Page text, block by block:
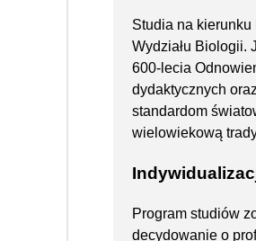
Studia na
Wydziału Biologii.
600-lecia
dydaktycznych
standardom
wielowiekową
Program studiów
decydowanie o